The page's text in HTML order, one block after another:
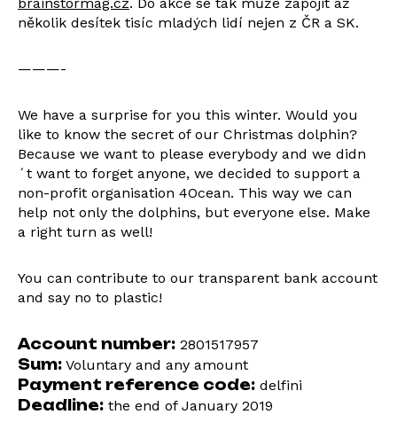
několik desítek tisíc mladých lidí nejen z ČR a SK.
———-
We have a surprise for you this winter. Would you
like to know the secret of our Christmas dolphin?
Because we want to please everybody and we didn
´t want to forget anyone, we decided to support a
non-profit organisation 4Ocean. This way we can
help not only the dolphins, but everyone else. Make
a right turn as well!
You can contribute to our transparent bank account
and say no to plastic!
Account number: 2801517957
Sum: Voluntary and any amount
Payment reference code: delfini
Deadline: the end of January 2019